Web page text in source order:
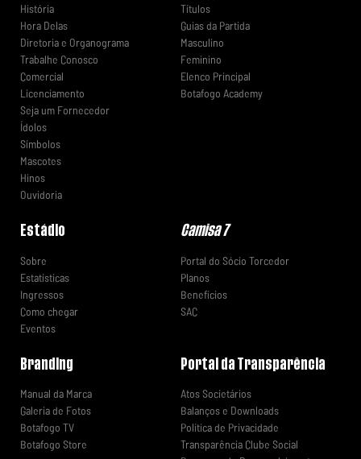
História
Hora Delas
Diretoria e Organograma
Trabalhe Conosco
Comercial
Licenciamento
Seja um Fornecedor
Ídolos
Símbolos
Mascotes
Hinos
Ouvidoria
Títulos
Guias da Partida
Masculino
Feminino
Elenco Principal
Botafogo Academy
Estádio
Sobre
Estatísticas
Ingressos
Como chegar
Eventos
Camisa 7
Portal do Sócio Torcedor
Planos
Benefícios
SAC
Branding
Manual da Marca
Galeria de Fotos
Botafogo TV
Botafogo Store
Portal da Transparência
Atos Societários
Balanços e Downloads
Política de Privacidade
Transparência Clube Social